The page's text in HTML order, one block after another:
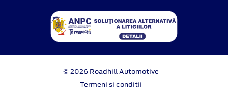
© 2026 Roadhill Automotive
Termeni si conditii